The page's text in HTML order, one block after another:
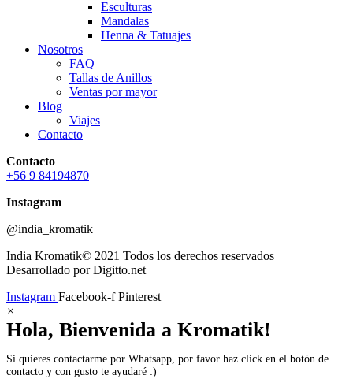
Esculturas
Mandalas
Henna & Tatuajes
Nosotros
FAQ
Tallas de Anillos
Ventas por mayor
Blog
Viajes
Contacto
Contacto
+56 9 84194870
Instagram
@india_kromatik
India Kromatik© 2021 Todos los derechos reservados
Desarrollado por Digitto.net
Instagram Facebook-f Pinterest
×
Hola, Bienvenida a Kromatik!
Si quieres contactarme por Whatsapp, por favor haz click en el botón de
contacto y con gusto te ayudaré :)